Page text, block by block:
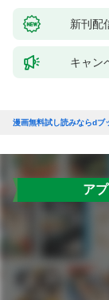
新刊配
キャン
漫画無料試し読みならdブ
ア